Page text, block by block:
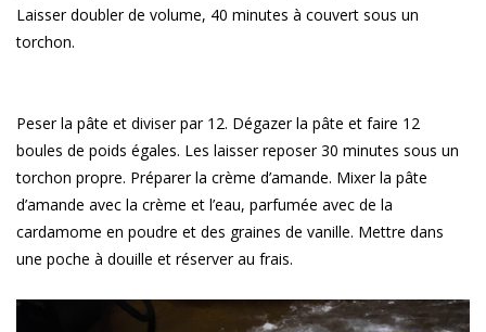
Laisser doubler de volume, 40 minutes à couvert sous un
torchon.
Peser la pâte et diviser par 12. Dégazer la pâte et faire 12
boules de poids égales. Les laisser reposer 30 minutes sous un
torchon propre. Préparer la crème d’amande. Mixer la pâte
d’amande avec la crème et l’eau, parfumée avec de la
cardamome en poudre et des graines de vanille. Mettre dans
une poche à douille et réserver au frais.